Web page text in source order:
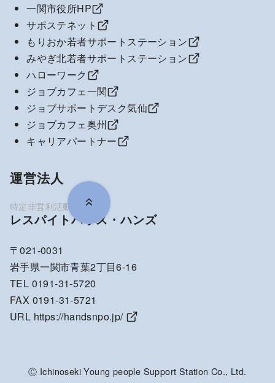
一関市役所HP
サポステネット
もりおか若者サポートステーション
みやぎ北若者サポートステーション
ハローワーク
ジョブカフェ一関
ジョブサポートデスク気仙
ジョブカフェ奥州
キャリアパートナー
運営法人
レスパイトハウス・ハンズ
〒021-0031
岩手県一関市青葉2丁目6-16
TEL 0191-31-5720
FAX 0191-31-5721
URL https://handsnpo.jp/
Ⓒ Ichinoseki Young people Support Station Co., Ltd.